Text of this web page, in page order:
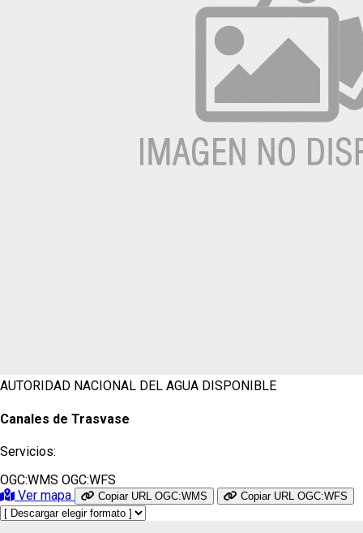
AUTORIDAD NACIONAL DEL AGUA DISPONIBLE
Canales de Trasvase
Servicios:
OGC:WMS OGC:WFS
Ver mapa
Copiar URL OGC:WMS Copiar URL OGC:WFS